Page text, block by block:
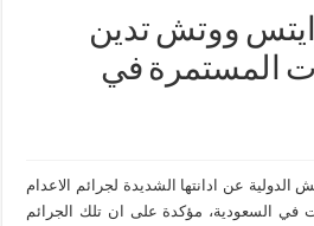
ووتش تدين
المستمرة في
عن ادانتها الشديدة لجرائم الاعدام
في السعودية، مؤكدة على ان تلك الجرائم